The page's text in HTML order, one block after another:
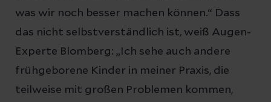
was wir noch besser machen können.“ Dass
das nicht selbstverständlich ist, weiß Augen-
Experte Blomberg: „Ich sehe auch andere
frühgeborene Kinder in meiner Praxis, die
teilweise mit großen Problemen kommen,